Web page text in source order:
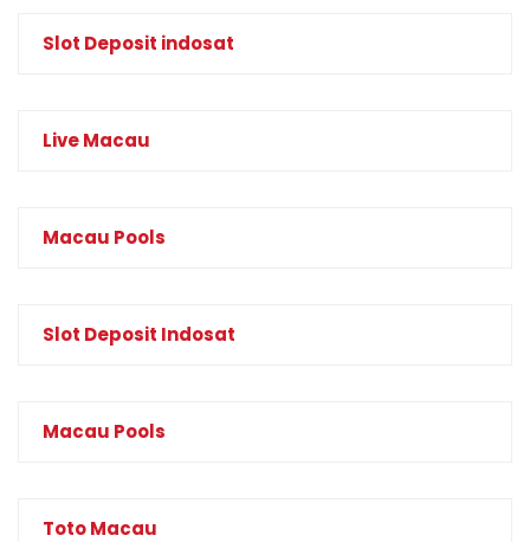
Slot Deposit indosat
Live Macau
Macau Pools
Slot Deposit Indosat
Macau Pools
Toto Macau